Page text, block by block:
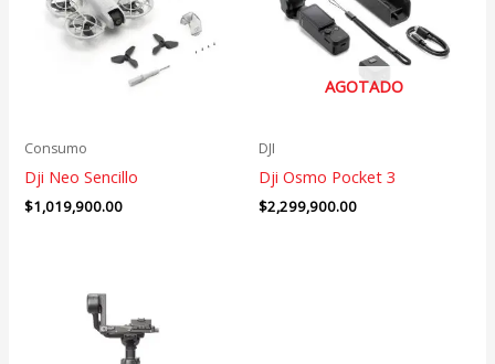
Consumo
Dji Neo Sencillo
$1,019,900.00
AGOTADO
DJI
Dji Osmo Pocket 3
$2,299,900.00